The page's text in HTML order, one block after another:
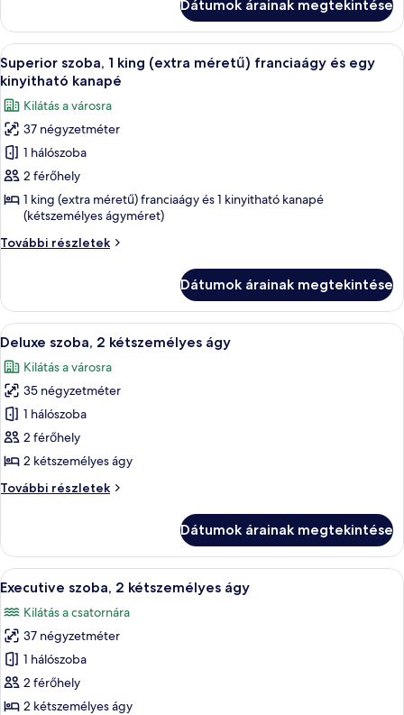
hálószobával
további
részletei
Dátumok árainak megtekintése
A
következő
szoba
összes
képének
megtekintése:
Superior
szoba,
king
franciaágy
és
egy
kinyitható
kanapé
Hipoallergén ágynemű,
9
Superior szoba, 1 king (extra méretű) franciaágy és egy
kinyitható kanapé
Kilátás a városra
37 négyzetméter
1 hálószoba
2 férőhely
1 king (extra méretű) franciaágy és 1 kinyitható kanapé
(kétszemélyes ágyméret)
További részletek
Superior
(extra
méretű)
franciaágy
egy
kinyitható
kanapé
további
részletei
Dátumok árainak megtekintése
A
következő
szoba
összes
képének
megtekintése:
Deluxe
2
Egy szállodai szoba két ágyjal,
9
Deluxe szoba, 2 kétszemélyes ágy
Kilátás a városra
35 négyzetméter
1 hálószoba
2 férőhely
2 kétszemélyes ágy
További részletek
Deluxe
ágy
további
részletei
Dátumok árainak megtekintése
A
következő
szoba
összes
képének
megtekintése:
Executive
Egy szállodai szoba két ággyal,
13
Executive szoba, 2 kétszemélyes ágy
Kilátás a csatornára
37 négyzetméter
1 hálószoba
2 férőhely
2 kétszemélyes ágy